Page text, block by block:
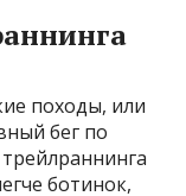
походы, или
бег по
ботинок,